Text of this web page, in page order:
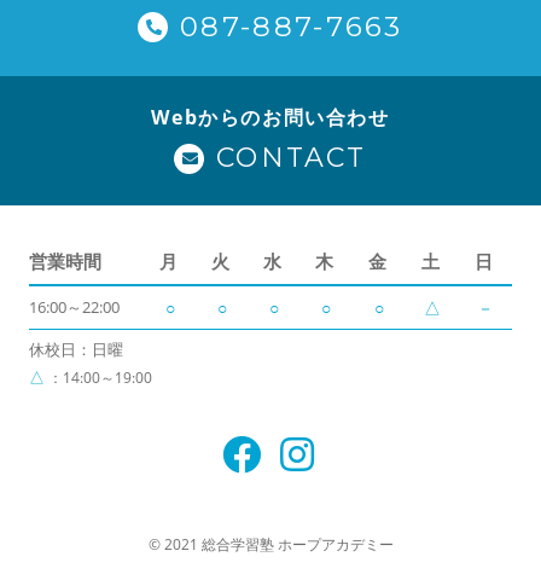
087-887-7663
Webからのお問い合わせ
CONTACT
営業時間 月 火 水 木 金 土 日
16:00～22:00 ○ ○ ○ ○ ○ △ －
休校日：日曜
△ ：14:00～19:00
© 2021 総合学習塾 ホープアカデミー